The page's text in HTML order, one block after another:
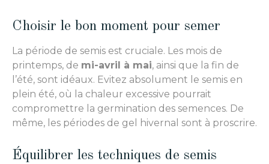
Choisir le bon moment pour semer
La période de semis est cruciale. Les mois de
printemps, de mi-avril à mai, ainsi que la fin de
l’été, sont idéaux. Evitez absolument le semis en
plein été, où la chaleur excessive pourrait
compromettre la germination des semences. De
même, les périodes de gel hivernal sont à proscrire.
Équilibrer les techniques de semis